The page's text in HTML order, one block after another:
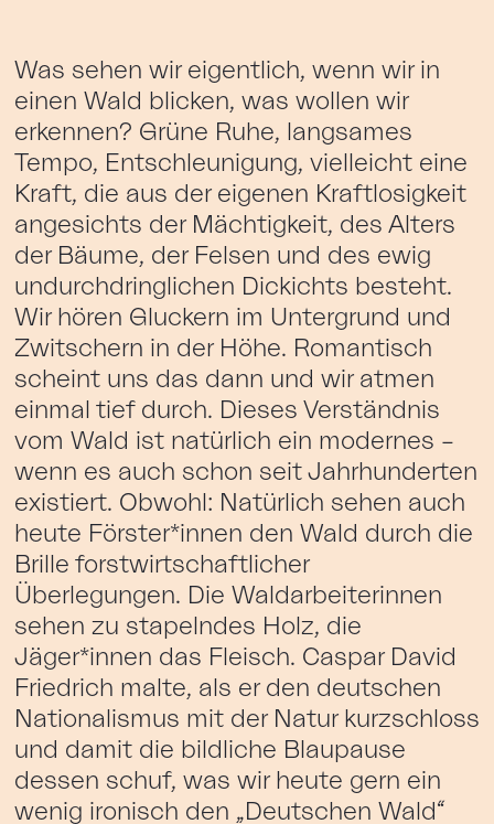
Was sehen wir eigentlich, wenn wir in
einen Wald blicken, was wollen wir
erkennen? Grüne Ruhe, langsames
Tempo, Entschleunigung, vielleicht eine
Kraft, die aus der eigenen Kraftlosigkeit
angesichts der Mächtigkeit, des Alters
der Bäume, der Felsen und des ewig
undurchdringlichen Dickichts besteht.
Wir hören Gluckern im Untergrund und
Zwitschern in der Höhe. Romantisch
scheint uns das dann und wir atmen
einmal tief durch. Dieses Verständnis
vom Wald ist natürlich ein modernes –
wenn es auch schon seit Jahrhunderten
existiert. Obwohl: Natürlich sehen auch
heute Förster*innen den Wald durch die
Brille forstwirtschaftlicher
Überlegungen. Die Waldarbeiterinnen
sehen zu stapelndes Holz, die
Jäger*innen das Fleisch. Caspar David
Friedrich malte, als er den deutschen
Nationalismus mit der Natur kurzschloss
und damit die bildliche Blaupause
dessen schuf, was wir heute gern ein
wenig ironisch den „Deutschen Wald“